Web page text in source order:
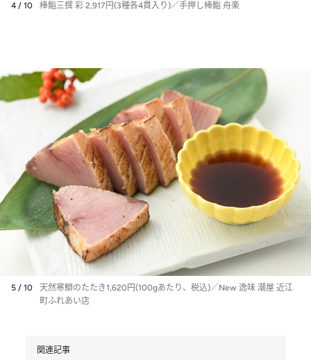
4 / 10 棒鮨三撰 彩 2,917円(3種各4貫入り)／手押し棒鮨 舟楽
5 / 10
天然寒鰤のたたき1,620円(100gあたり、税込)／New 逸味 潮屋 近江
町ふれあい店
関連記事